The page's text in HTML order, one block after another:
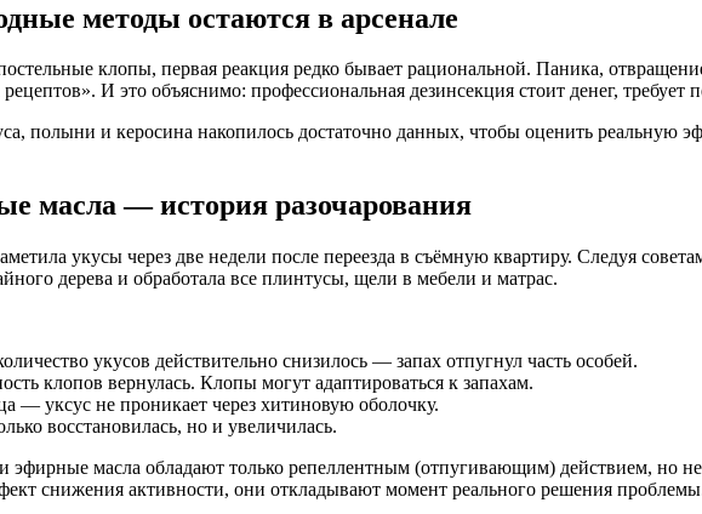
методы остаются в арсенале
клопы, первая реакция редко бывает рациональной. Паника,
И это объяснимо: профессиональная дезинсекция стоит денег,
полыни и керосина накопилось достаточно данных, чтобы оценить реальную
масла — история разочарования
укусы через две недели после переезда в съёмную квартиру. Следуя
дерева и обработала все плинтусы, щели в мебели и матрас.
укусов действительно снизилось — запах отпугнул часть особей.
клопов вернулась. Клопы могут адаптироваться к запахам.
— уксус не проникает через хитиновую оболочку.
восстановилась, но и увеличилась.
эфирные масла обладают только репеллентным (отпугивающим) действием, но
снижения активности, они откладывают момент реального решения